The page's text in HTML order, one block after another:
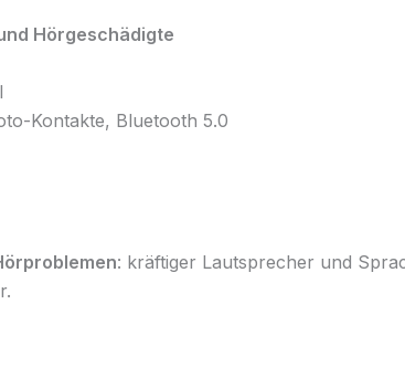
Hörgeschädigte
Kontakte, Bluetooth 5.0
: kräftiger Lautsprecher und